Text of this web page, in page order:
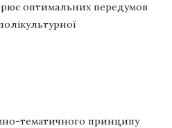
оптимальних передумов
тематичного принципу